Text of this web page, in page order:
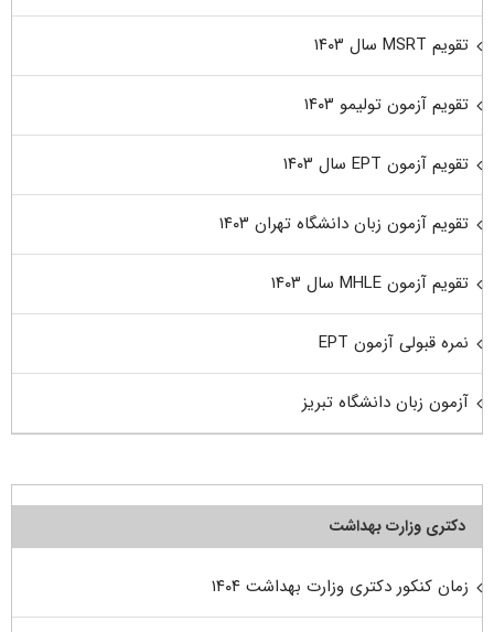
تقویم MSRT سال ۱۴۰۳
تقویم آزمون تولیمو ۱۴۰۳
تقویم آزمون EPT سال ۱۴۰۳
تقویم آزمون زبان دانشگاه تهران ۱۴۰۳
تقویم آزمون MHLE سال ۱۴۰۳
نمره قبولی آزمون EPT
آزمون زبان دانشگاه تبریز
دکتری وزارت بهداشت
زمان کنکور دکتری وزارت بهداشت ۱۴۰۴